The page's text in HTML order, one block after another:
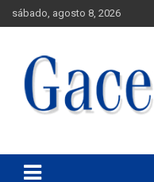
sábado, agosto 8, 2026
Gaceta UACJ